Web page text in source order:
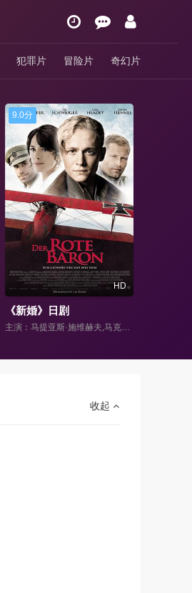
犯罪片 冒险片 奇幻片
1.0分
HD
《女仆》正片
主演：内详
收起